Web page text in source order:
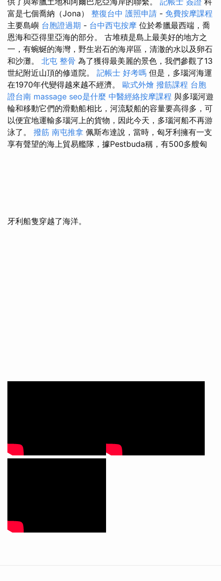
富是七個喬納（Jona） 整復台中 護照申請 - 免費按摩課程
主要島嶼 台胞證過期 - 台中西屯按摩 位於希臘最西端，喬
恩海和亞得里亞海的部分。 古堆積是島上最美好的地方之
一，有蜿蜒的海灣，野生岩石的海岸區，清澈的水以及卵石
和沙灘。 北屯 整骨 為了獲得最美麗的景色，我們參觀了13
世紀附近山頂的修道院。 記帳士 好考嗎 但是，多瑙河海運
在1970年代變得越來越不經濟。 歐式外燴 撥筋課程 台胞
證台南 massage seo是什麼 中醫經絡按摩課程 與多瑙河遊
輪和移動它們的滑動船相比，河流駁船的容量要高得多，可
以便宜地運輸多瑙河上的貨物，因此今天，多瑙河船不再游
泳了。 撥筋 南屯推拿 佩斯布達說，當時，匈牙利擁有一支
享有聲望的海上貿易艦隊，據Pestbuda稱，有500多艘匈
牙利船隻穿越了海洋。